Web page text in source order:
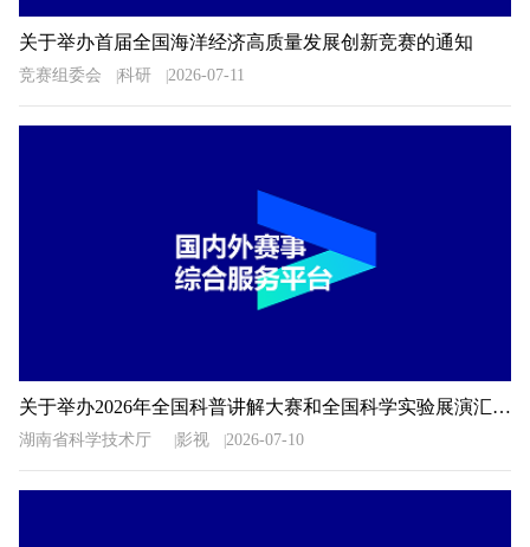
关于举办首届全国海洋经济高质量发展创新竞赛的通知
竞赛组委会 科研 2026-07-11
关于举办2026年全国科普讲解大赛和全国科学实验展演汇演活动湖南预选赛的通知
湖南省科学技术厅 影视 2026-07-10